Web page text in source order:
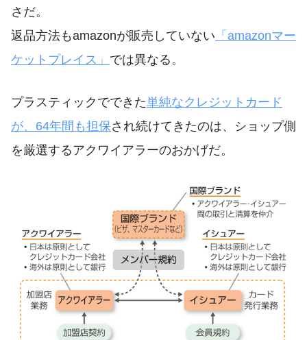
さだ。
返品方法もamazonが販売していない 「amazonマー
ケットプレイス」 では異なる。
プラスティックでできた単純なクレジットカード
が、64年間も担保され続けてきたのは、ショップ側
を厳選するアクワイアラーのおかげだ。